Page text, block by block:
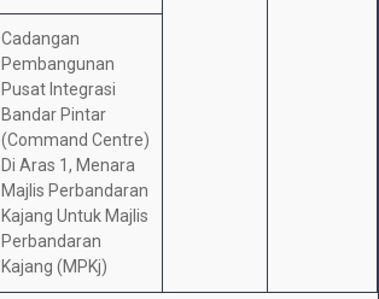
Cadangan
Pembangunan
Pusat Integrasi
Bandar Pintar
(Command Centre)
Di Aras 1, Menara
Majlis Perbandaran
Kajang Untuk Majlis
Perbandaran
Kajang (MPKj)